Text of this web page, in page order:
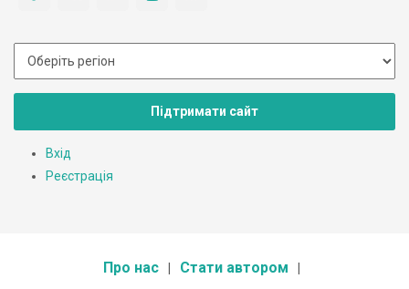
Підтримати сайт
Вхід
Реєстрація
Про нас Стати автором